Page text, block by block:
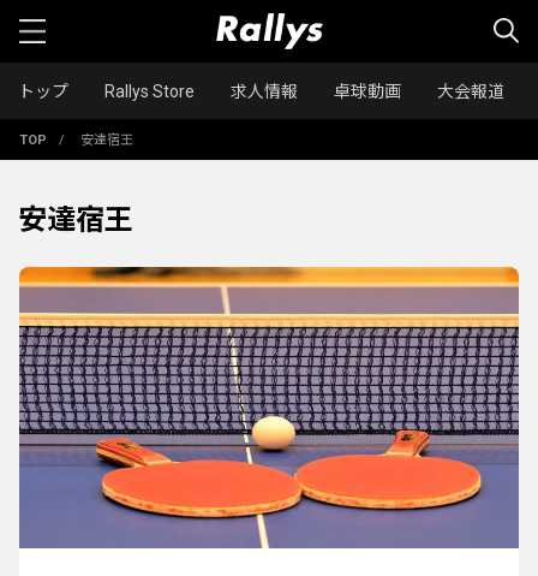
トップ Rallys Store 求人情報 卓球動画 大会報道
TOP / 安達宿王
安達宿王